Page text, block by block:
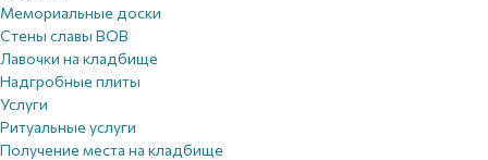
Мемориальные доски
Стены славы ВОВ
Лавочки на кладбище
Надгробные плиты
Услуги
Ритуальные услуги
Получение места на кладбище